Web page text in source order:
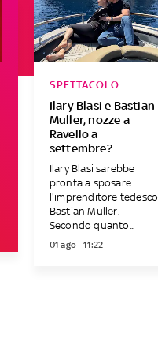
Ilary Blasi e Bastian
Muller, nozze a
Ravello a
settembre?
SPETTACOLO
Ilary Blasi sarebbe
pronta a sposare
l'imprenditore tedesco
Bastian Muller.
Secondo quanto...
01 ago - 11:22